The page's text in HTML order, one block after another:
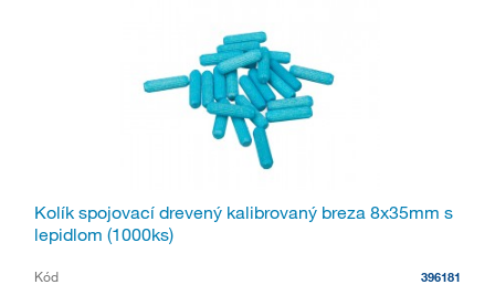
Kolík spojovací drevený kalibrovaný breza 8x35mm s
lepidlom (1000ks)
Kód 396181